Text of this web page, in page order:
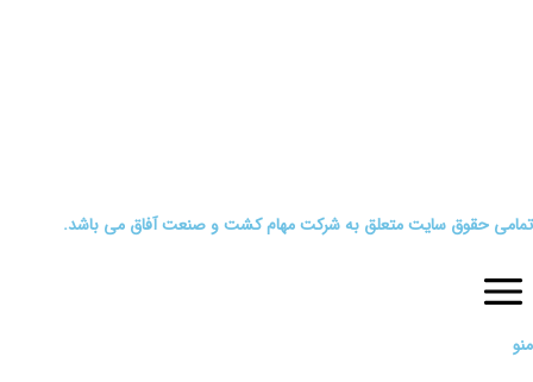
حقوق سایت متعلق به شرکت مهام کشت و صنعت آفاق می باشد.